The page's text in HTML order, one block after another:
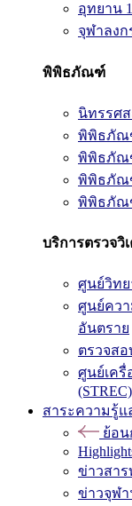
อุทยาน
จุฬาลง
พิพิธภัณฑ์
นิทรรศ
พิพิธภัณ
พิพิธภัณ
พิพิธภัณ
พิพิธภัณ
บริการตรวจ
ศูนย์วิท
ศูนย์ควา
อันตราย
ตรวจส
ศูนย์เครื่
(STREC)
สาระความรู้แ
ย้อ
ข่าวสา
ข่าวจุฬา